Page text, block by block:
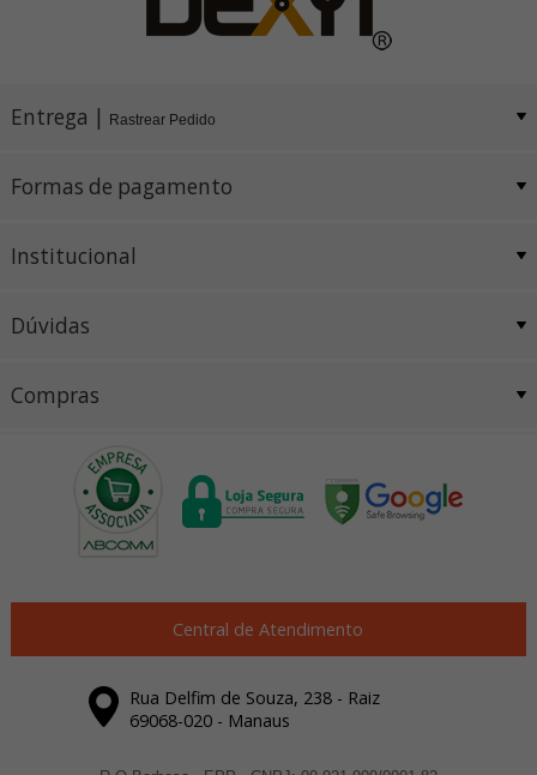
Entrega | Rastrear Pedido
Formas de pagamento
Institucional
Dúvidas
Compras
Central de Atendimento
Rua Delfim de Souza, 238 - Raiz
69068-020 - Manaus